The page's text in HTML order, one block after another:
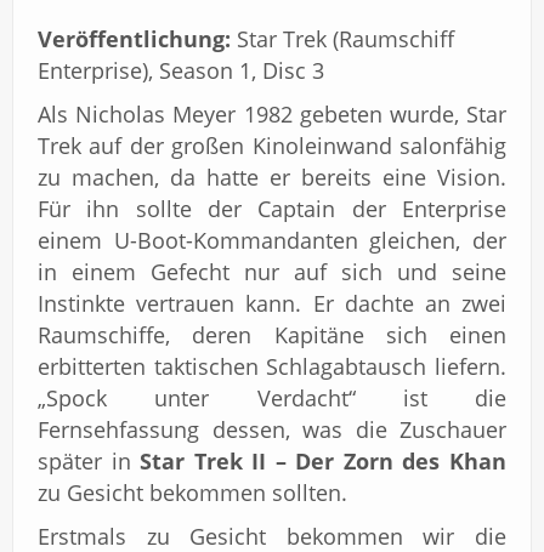
Veröffentlichung: Star Trek (Raumschiff
Enterprise), Season 1, Disc 3
Als Nicholas Meyer 1982 gebeten wurde, Star
Trek auf der großen Kinoleinwand salonfähig
zu machen, da hatte er bereits eine Vision.
Für ihn sollte der Captain der Enterprise
einem U-Boot-Kommandanten gleichen, der
in einem Gefecht nur auf sich und seine
Instinkte vertrauen kann. Er dachte an zwei
Raumschiffe, deren Kapitäne sich einen
erbitterten taktischen Schlagabtausch liefern.
„Spock unter Verdacht“ ist die
Fernsehfassung dessen, was die Zuschauer
später inStar Trek II – Der Zorn des Khan
zu Gesicht bekommen sollten.
Erstmals zu Gesicht bekommen wir die